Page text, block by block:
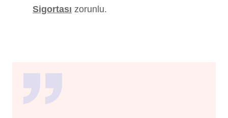
Sigortası zorunlu.